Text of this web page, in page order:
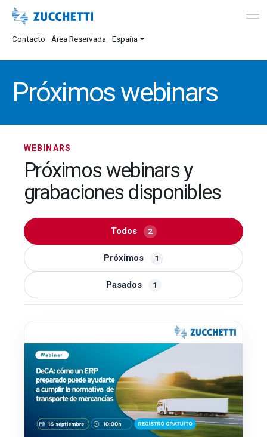
Contacto Área Reservada España
Próximos webinars
WEBINARS
Próximos webinars y
grabaciones disponibles
Todos 2
Próximos 1
Pasados 1